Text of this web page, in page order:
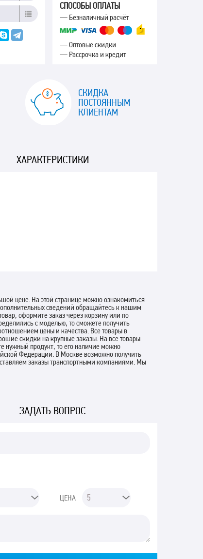
СПОСОБЫ ОПЛАТЫ
— Безналичный расчёт
— Оптовые скидки
— Рассрочка и кредит
СКИДКА
ПОСТОЯННЫМ
КЛИЕНТАМ
ХАРАКТЕРИСТИКИ
цене. На этой странице можно ознакомиться
сведений обращайтесь к нашим
оформите заказ через корзину или по
с моделью, то сможете получить
цены и качества. Все товары в
скидки на крупные заказы. На все товары
нужный продукт, то его наличие можно
Федерации. В Москве возможно получить
заказы транспортными компаниями. Мы
ЗАДАТЬ ВОПРОС
ЦЕНА